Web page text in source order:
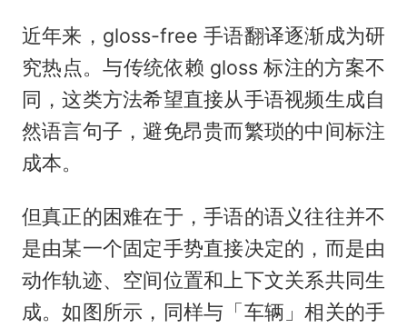
近年来，gloss-free 手语翻译逐渐成为研
究热点。与传统依赖 gloss 标注的方案不
同，这类方法希望直接从手语视频生成自
然语言句子，避免昂贵而繁琐的中间标注
成本。
但真正的困难在于，手语的语义往往并不
是由某一个固定手势直接决定的，而是由
动作轨迹、空间位置和上下文关系共同生
成。如图所示，同样与「车辆」相关的手